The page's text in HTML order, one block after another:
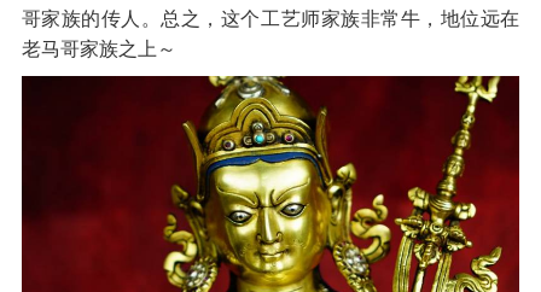
哥家族的传人。总之，这个工艺师家族非常牛，地位远在
老马哥家族之上～